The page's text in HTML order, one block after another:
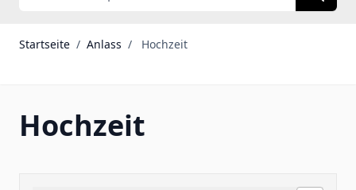
Startseite / Anlass / Hochzeit
Hochzeit